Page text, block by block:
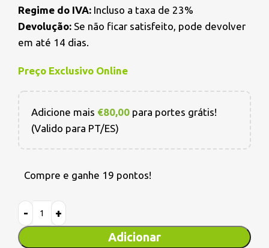
Regime do IVA: Incluso a taxa de 23%
Devolução: Se não ficar satisfeito, pode devolver
em até 14 dias.
Preço Exclusivo Online
Adicione mais €80,00 para portes grátis!
(Valido para PT/ES)
Compre e ganhe 19 pontos!
Adicionar